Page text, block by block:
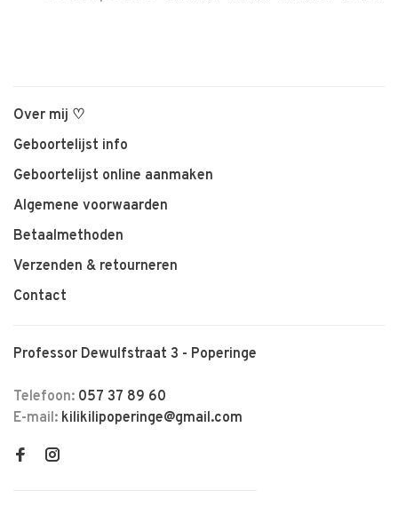
Over mij ♡
Geboortelijst info
Geboortelijst online aanmaken
Algemene voorwaarden
Betaalmethoden
Verzenden & retourneren
Contact
Professor Dewulfstraat 3 - Poperinge
Telefoon: 057 37 89 60
E-mail: kilikilipoperinge@gmail.com